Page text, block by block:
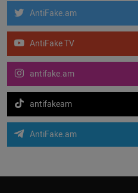
AntiFake.am
AntiFake TV
antifake.am
antifakeam
AntiFake.am